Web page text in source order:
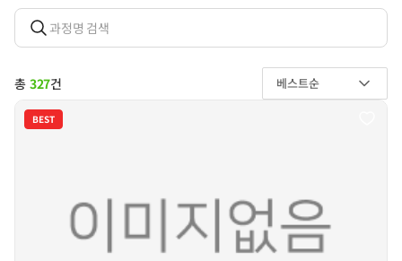
총 327건 베스트순
BEST